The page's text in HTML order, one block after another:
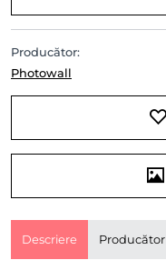
Producător:
Photowall
Descriere Producător